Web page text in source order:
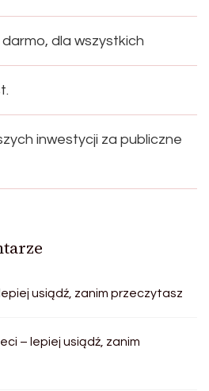
dla wszystkich
inwestycji za publiczne
usiądź, zanim przeczytasz
– lepiej usiądź, zanim